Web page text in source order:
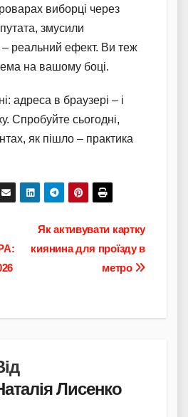
виборці через
змусили
– реальний ефект. Ви теж
на вашому боці.
адреса в браузері – і
Спробуйте сьогодні,
як пішло – практика
Як активувати картку
киянина для проїзду в
метро
Лисенко